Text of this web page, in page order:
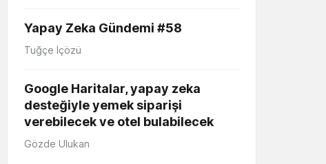
Yapay Zeka Gündemi #58
Tuğçe İçözü
Google Haritalar, yapay zeka
desteğiyle yemek siparişi
verebilecek ve otel bulabilecek
Gözde Ulukan